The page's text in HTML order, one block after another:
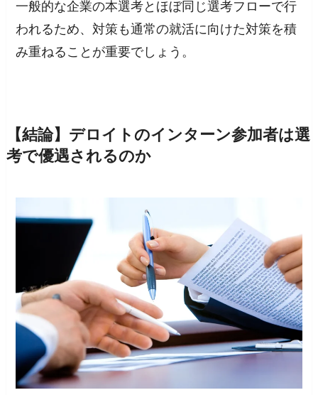
一般的な企業の本選考とほぼ同じ選考フローで行
われるため、対策も通常の就活に向けた対策を積
み重ねることが重要でしょう。
【結論】デロイトのインターン参加者は選
考で優遇されるのか